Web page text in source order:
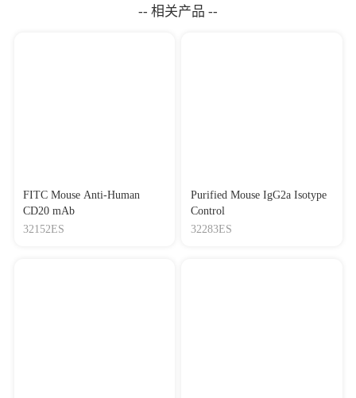
-- 相关产品 --
FITC Mouse Anti-Human
CD20 mAb
32152ES
Purified Mouse IgG2a Isotype
Control
32283ES